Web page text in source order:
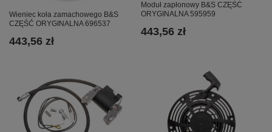
Wieniec koła zamachowego B&S
CZĘŚĆ ORYGINALNA 696537
443,56 zł
Moduł zapłonowy B&S CZĘŚĆ
ORYGINALNA 595959
443,56 zł